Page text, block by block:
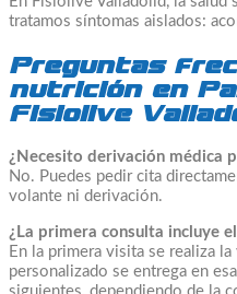
tratamos síntomas aislados:
Preguntas
nutrición en
Fisiolive
¿Necesito derivación médica
No. Puedes pedir cita
volante ni derivación.
¿La primera consulta incluye
En la primera visita se realiza
personalizado se entrega en